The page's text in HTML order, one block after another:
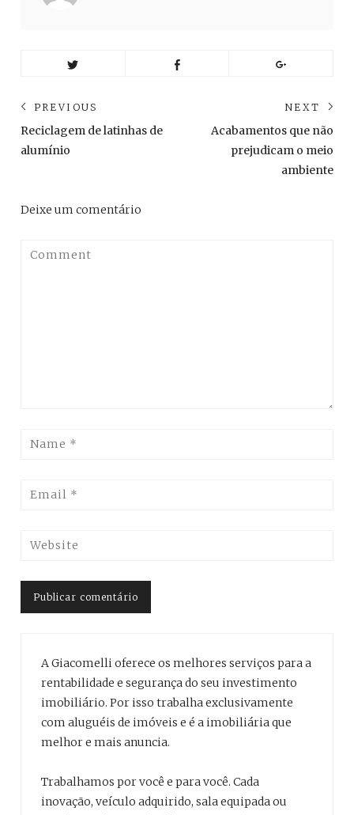
Navegação
de
Post
PREVIOUS
Previous
post:
Reciclagem de latinhas de
alumínio
NEXT
Acabamentos que não
prejudicam o meio
ambiente
Deixe um comentário
A Giacomelli oferece os melhores serviços para a
rentabilidade e segurança do seu investimento
imobiliário. Por isso trabalha exclusivamente
com aluguéis de imóveis e é a imobiliária que
melhor e mais anuncia.
Trabalhamos por você e para você. Cada
inovação, veículo adquirido, sala equipada ou